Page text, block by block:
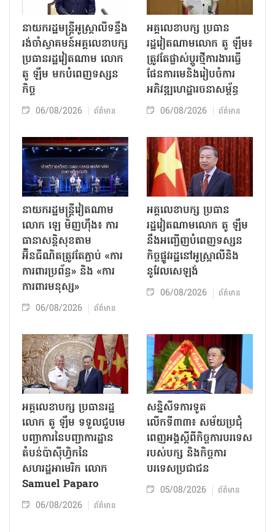
នាយករដ្ឋមន្ត្រីអូស្ត្រាលីទន្ទឹង
រង់ចាំស្វាគមន៍អគ្គលេខាបក្ស
ប្រធានរដ្ឋវៀតណាម លោក
តូ ឡឹម មកបំពេញទស្សន
កិច្ច
06/08/2026 ព័ត៌មាន
អគ្គលេខាបក្ស ប្រធាន
រដ្ឋវៀតណាមលោក តូ ឡឹម៖
ត្រូវតែផ្លាស់ប្ដូរថ្មីការងារធ្វើ
ផែនការមេនិងរៀបចំការ
អភិវឌ្ឍហេដ្ឋារចនាសម្ព័ន្ធ
06/08/2026 ព័ត៌មាន
នាយករដ្ឋមន្ត្រីវៀតណាម
លោក ឡេ មិញហ៊ឹង៖ ការ
ធានាសន្តិសុខតាម
អ៊ីនធឺណិតត្រូវតែភ្ជាប់ «ការ
ការពារប្រព័ន្ធ» និង «ការ
ការពារមនុស្ស»
06/08/2026 ព័ត៌មាន
អគ្គលេខាបក្ស ប្រធាន
រដ្ឋវៀតណាមលោក តូ ឡឹម
នឹងអញ្ជើញបំពេញទស្សន
កិច្ចផ្លូវរដ្ឋនៅអូស្ត្រាលីនិង
នូវែលសេឡង់
06/08/2026 ព័ត៌មាន
អគ្គលេខាបក្ស ប្រធានរដ្ឋ
លោក តូ ឡឹម ទទួលជួបមេ
បញ្ជាការនៃបញ្ជាការដ្ឋាន
តំបន់ប៉ាស៊ីហ្វិកនៃ
សហរដ្ឋអាមេរិក លោក
Samuel Paparo
06/08/2026 ព័ត៌មាន
សន្និសីទការទូត
លើកទី៣៣៖ សម័យប្រជុំ
ពេញអង្គស្តីពីកិច្ច​ការបរទេស
របស់​បក្ស និងកិច្ច​ការ
បរទេសប្រជាជន
05/08/2026 ព័ត៌មាន